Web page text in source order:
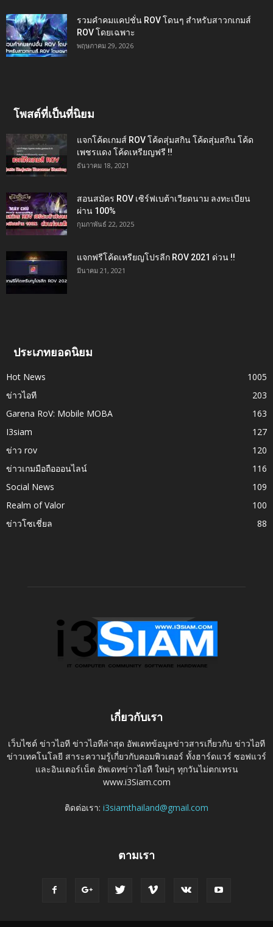
รวมคำคมแคปชั่น ROV โดนๆ สำหรับสาวกเกมส์
ROV โดยเฉพาะ
พฤษภาคม 29, 2026
โพสต์ที่เป็นที่นิยม
แจกโค้ดเกมส์ ROV โค้ดสุ่มสกิน โค้ดสุ่มสกิน โค้ด
เพชรแดง โค้ดเหรียญฟรี !!
ธันวาคม 18, 2021
สอนสมัคร ROV เซิร์ฟเบต้าเวียดนาม ลงทะเบียน
ผ่าน 100%
กุมภาพันธ์ 22, 2025
แจกฟรีโค้ดเหรียญโปรลีก ROV 2021 ด่วน !!
มีนาคม 21, 2021
ประเภทยอดนิยม
Hot News
1005
ข่าวไอที
203
Garena RoV: Mobile MOBA
163
I3siam
127
ข่าว rov
120
ข่าวเกมมือถือออนไลน์
116
Social News
109
Realm of Valor
100
ข่าวโซเชี่ยล
88
เกี่ยวกับเรา
เว็บไซต์ ข่าวไอที ข่าวไอทีล่าสุด อัพเดทข้อมูลข่าวสารเกี่ยวกับ ข่าวไอที
ข่าวเทคโนโลยี สาระความรู้เกี่ยวกับคอมพิวเตอร์ ทั้งฮาร์ดแวร์ ซอฟแวร์
และอินเตอร์เน็ต อัพเดทข่าวไอที ใหม่ๆ ทุกวันไม่ตกเทรน
www.i3Siam.com
ติดต่อเรา: i3siamthailand@gmail.com
ตามเรา